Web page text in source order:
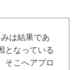
は結果であ
となっている
そこへアプロ